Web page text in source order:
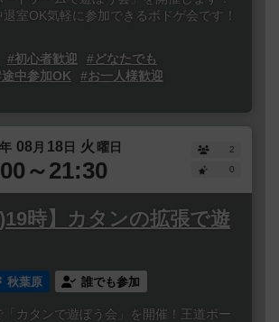
室OK気軽に参加できるボドゲ会です！
#初心者歓迎
#どなたでも
中参加OK
#お一人様歓迎
年 08 月 18日 火 曜日
～21:30
2
0
)19時】カタンの拡張で遊
秋葉原 誰でも参加
カタンで遊ぼう会」を開催！王道ボー